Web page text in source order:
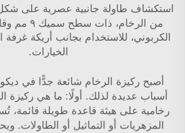
استكشاف
من الرخام،
الكربوني، للاستخدام بجانب أريكة غرفة
الخيارات.
أصبح ركيزة الرخام شائعة جدًّا في
أسباب عديدة لذلك. أولًا: ما هي ركيزة
رخامية على هيئة قاعدة طويلة قائمة،
المزهريات أو التماثيل أو الطاولات.